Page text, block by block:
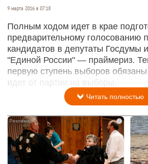
9 марта 2016 в 07:18
Полным ходом идет в крае
предварительному голосованию
кандидатов в депутаты Госдумы
"Единой России" — праймериз.
первую ступень выборов обязаны
идет от партии на выборы.
Читать полностью
i